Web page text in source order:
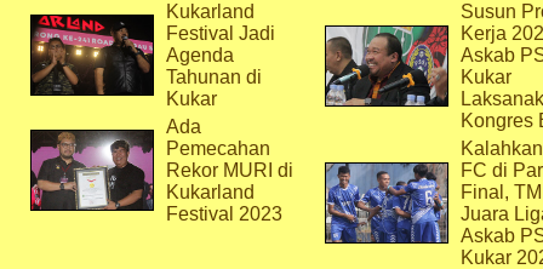
Kukarland
Festival Jadi
Agenda
Tahunan di
Kukar
Ada
Pemecahan
Rekor MURI di
Kukarland
Festival 2023
Susun
Kerja
Askab
Kukar
Kongres
FC di
Final,
Juara
Askab
Kukar